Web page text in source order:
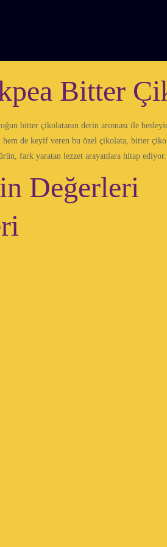
Bitter
bitter çikolatanın derin aroması ile
hem de keyif veren bu özel çikolata, bitter
fark yaratan lezzet arayanlara hitap ediyor.
Değerleri